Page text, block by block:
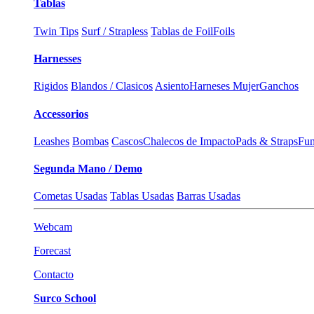
Tablas
Twin Tips Surf / Strapless Tablas de FoilFoils
Harnesses
Rigidos Blandos / Clasicos AsientoHarneses MujerGanchos
Accessorios
Leashes Bombas CascosChalecos de ImpactoPads & Straps
Segunda Mano / Demo
Cometas Usadas Tablas Usadas Barras Usadas
Webcam
Forecast
Contacto
Surco School